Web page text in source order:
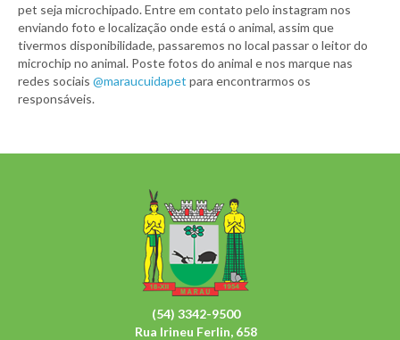
pet seja microchipado. Entre em contato pelo instagram nos
enviando foto e localização onde está o animal, assim que
tivermos disponibilidade, passaremos no local passar o leitor do
microchip no animal. Poste fotos do animal e nos marque nas
redes sociais @maraucuidapet para encontrarmos os
responsáveis.
(54) 3342-9500
Rua Irineu Ferlin, 658